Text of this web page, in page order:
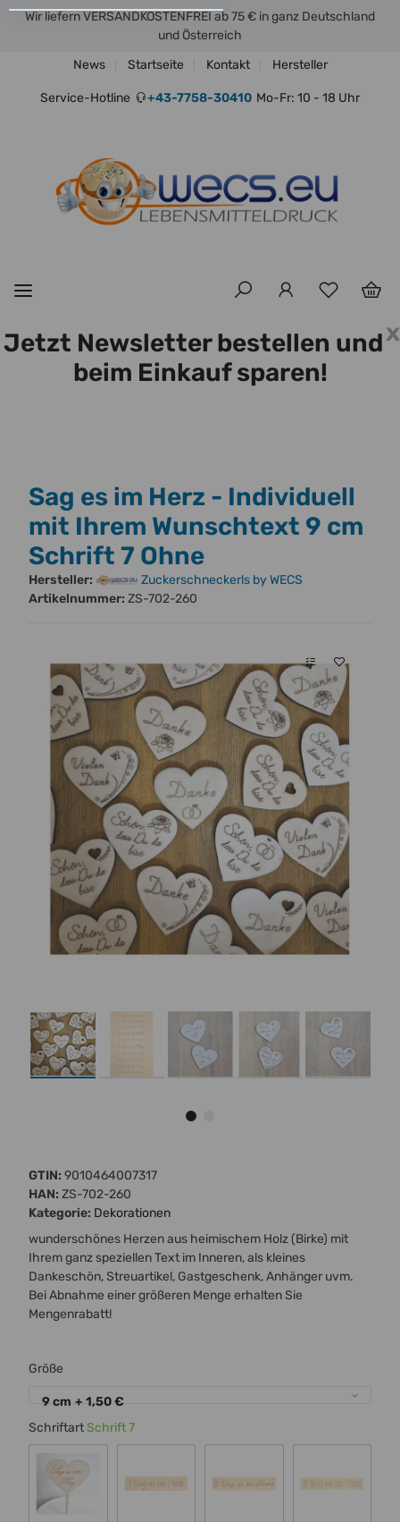
Wir liefern VERSANDKOSTENFREI ab 75 € in ganz Deutschland
und Österreich
News
Startseite Kontakt Hersteller
Service-Hotline +43-7758-30410 Mo-Fr: 10 - 18 Uhr
x
Jetzt Newsletter bestellen und
beim Einkauf sparen!
Sag es im Herz - Individuell
mit Ihrem Wunschtext 9 cm
Schrift 7 Ohne
Hersteller:
Zuckerschneckerls by WECS
Artikelnummer: ZS-702-260
GTIN: 9010464007317
HAN: ZS-702-260
Kategorie: Dekorationen
wunderschönes Herzen aus heimischem Holz (Birke) mit
Ihrem ganz speziellen Text im Inneren, als kleines
Dankeschön, Streuartikel, Gastgeschenk, Anhänger uvm.
Bei Abnahme einer größeren Menge erhalten Sie
Mengenrabatt!
Größe
9 cm + 1,50 €
SchriftartSchrift 7